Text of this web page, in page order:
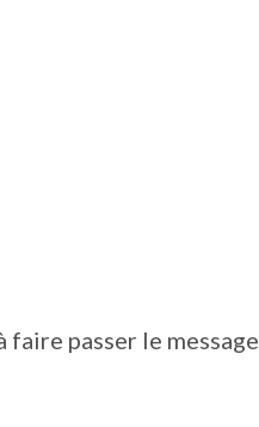
faire passer le message